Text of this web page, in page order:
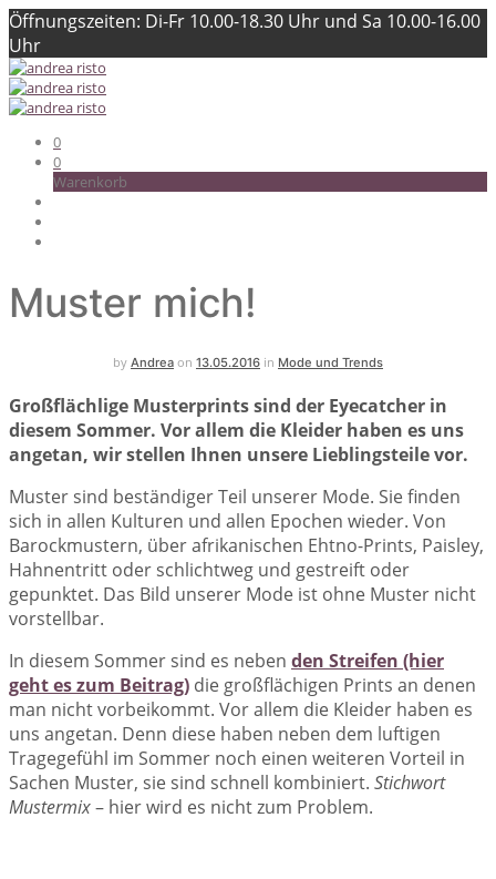
Öffnungszeiten: Di-Fr 10.00-18.30 Uhr und Sa 10.00-16.00
Uhr
0
0
Warenkorb
Muster mich!
by Andrea on 13.05.2016 in Mode und Trends
Großflächlige Musterprints sind der Eyecatcher in
diesem Sommer. Vor allem die Kleider haben es uns
angetan, wir stellen Ihnen unsere Lieblingsteile vor.
Muster sind beständiger Teil unserer Mode. Sie finden
sich in allen Kulturen und allen Epochen wieder. Von
Barockmustern, über afrikanischen Ehtno-Prints, Paisley,
Hahnentritt oder schlichtweg und gestreift oder
gepunktet. Das Bild unserer Mode ist ohne Muster nicht
vorstellbar.
In diesem Sommer sind es neben den Streifen (hier
geht es zum Beitrag) die großflächigen Prints an denen
man nicht vorbeikommt. Vor allem die Kleider haben es
uns angetan. Denn diese haben neben dem luftigen
Tragegefühl im Sommer noch einen weiteren Vorteil in
Sachen Muster, sie sind schnell kombiniert. Stichwort
Mustermix– hier wird es nicht zum Problem.